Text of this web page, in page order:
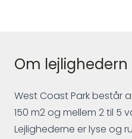
Om lejlighedern
West Coast Park består
150 m2 og mellem 2 til 5
Lejlighederne er lyse og